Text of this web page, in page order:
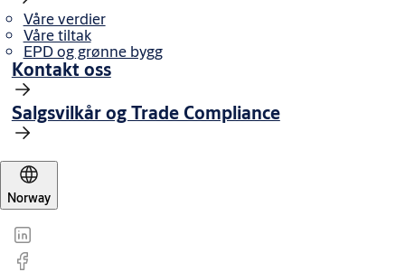
Våre verdier
Våre tiltak
EPD og grønne bygg
Kontakt oss
Salgsvilkår og Trade Compliance
Norway